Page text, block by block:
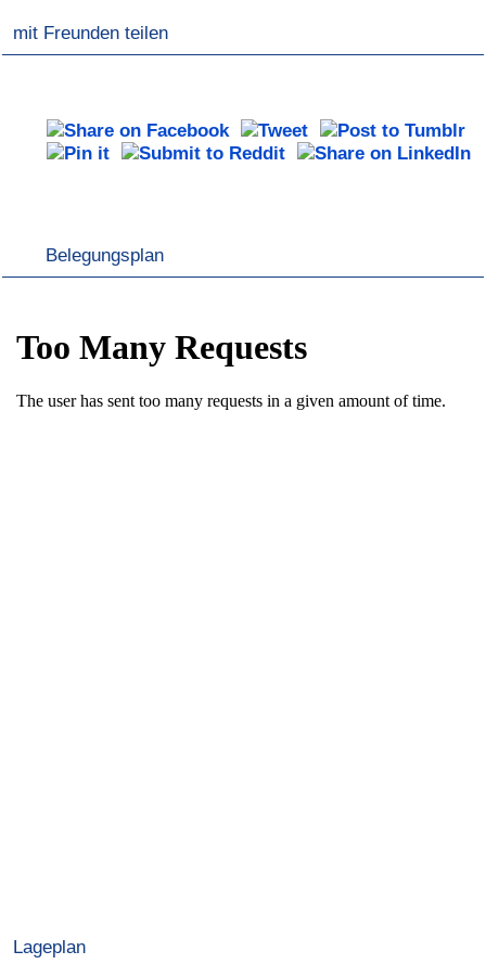
mit Freunden teilen
Belegungsplan
Lageplan